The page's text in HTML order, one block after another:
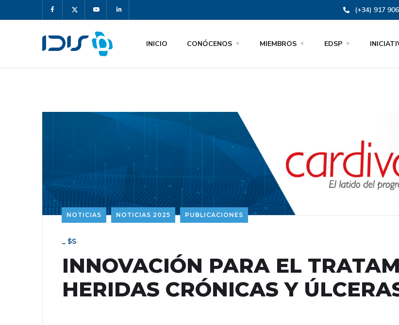
(+34) 917
INICIO CONÓCENOS MIEMBROS EDSP
NOTICIAS NOTICIAS 2025 PUBLICACIONES
_ $s
INNOVACIÓN PARA EL
HERIDAS CRÓNICAS Y